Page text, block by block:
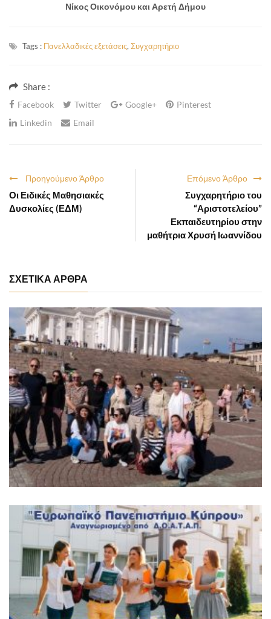
Νίκος Οικονόμου και Αρετή Δήμου
Tags : Πανελλαδικές εξετάσεις, Συγχαρητήριο
Share :
Facebook Twitter Google+
Pinterest
Linkedin
Email
Επόμενο Άρθρο
Συγχαρητήριο του
“Αριστοτελείου”
Εκπαιδευτηρίου στην
μαθήτρια Χρυσή Ιωαννίδου
Προηγούμενο Άρθρο
Οι Ειδικές Μαθησιακές
Δυσκολίες (ΕΔΜ)
ΣΧΕΤΙΚΑ ΑΡΘΡΑ